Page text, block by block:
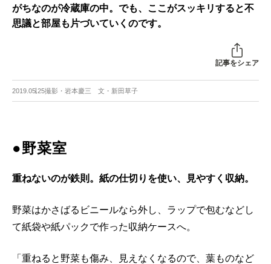
がちなのが冷蔵庫の中。でも、ここがスッキリすると不
思議と部屋も片づいていくのです。
記事をシェア
2019.05.25撮影・岩本慶三 文・新田草子
●野菜室
重ねないのが鉄則。紙の仕切りを使い、見やすく収納。
野菜はかさばるビニールなら外し、ラップで包むなどし
て紙袋や紙パックで作った収納ケースへ。
「重ねると野菜も傷み、見えなくなるので、葉ものなど